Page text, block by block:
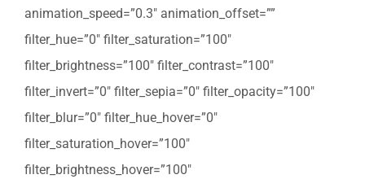
animation_speed=”0.3″ animation_offset=””
filter_hue=”0″ filter_saturation=”100″
filter_brightness=”100″ filter_contrast=”100″
filter_invert=”0″ filter_sepia=”0″ filter_opacity=”100″
filter_blur=”0″ filter_hue_hover=”0″
filter_saturation_hover=”100″
filter_brightness_hover=”100″